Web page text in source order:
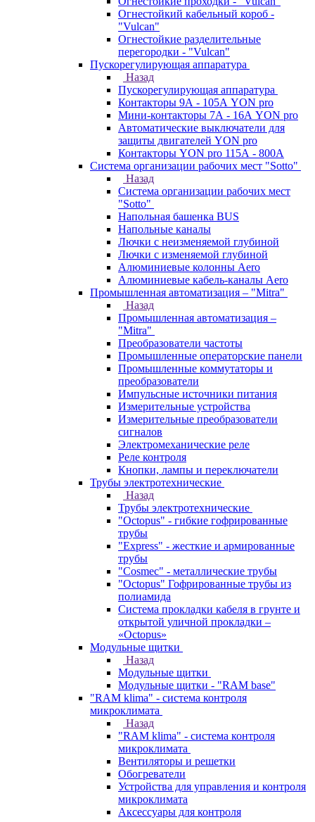
Огнестойкий кабельный короб -
"Vulcan"
Огнестойкие разделительные
перегородки - "Vulcan"
Пускорегулирующая аппаратура
Назад
Пускорегулирующая аппаратура
Контакторы 9А - 105А YON pro
Мини-контакторы 7А - 16А YON pro
Автоматические выключатели для
защиты двигателей YON pro
Контакторы YON pro 115А - 800А
Система организации рабочих мест "Sotto"
Назад
Система организации рабочих мест
"Sotto"
Напольная башенка BUS
Напольные каналы
Лючки с неизменяемой глубиной
Лючки с изменяемой глубиной
Алюминиевые колонны Aero
Алюминиевые кабель-каналы Aero
Промышленная автоматизация – "Mitra"
Назад
Промышленная автоматизация –
"Mitra"
Преобразователи частоты
Промышленные операторские панели
Промышленные коммутаторы и
преобразователи
Импульсные источники питания
Измерительные устройства
Измерительные преобразователи
сигналов
Электромеханические реле
Реле контроля
Кнопки, лампы и переключатели
Трубы электротехнические
Назад
Трубы электротехнические
"Octopus" - гибкие гофрированные
трубы
"Express" - жесткие и армированные
трубы
"Cosmec" - металлические трубы
"Octopus" Гофрированные трубы из
полиамида
Система прокладки кабеля в грунте и
открытой уличной прокладки –
«Octopus»
Модульные щитки
Назад
Модульные щитки
Модульные щитки - "RAM base"
"RAM klima" - система контроля
микроклимата
Назад
"RAM klima" - система контроля
микроклимата
Вентиляторы и решетки
Обогреватели
Устройства для управления и контроля
микроклимата
Аксессуары для контроля